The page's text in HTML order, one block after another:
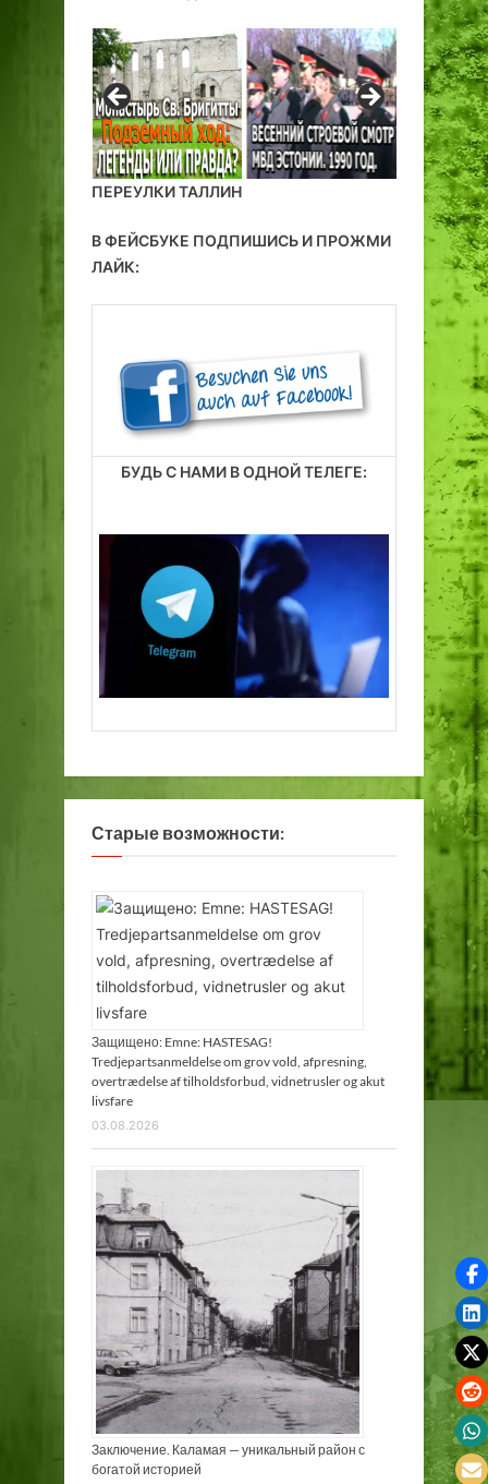
ПЕРЕУЛКИ ТАЛЛИН
В ФЕЙСБУКЕ ПОДПИШИСЬ И ПРОЖМИ
ЛАЙК:
БУДЬ С НАМИ В ОДНОЙ ТЕЛЕГЕ:
Старые возможности:
Защищено: Emne: HASTESAG!
Tredjepartsanmeldelse om grov vold, afpresning,
overtrædelse af tilholdsforbud, vidnetrusler og akut
livsfare
03.08.2026
Заключение. Каламая — уникальный район с
богатой историей